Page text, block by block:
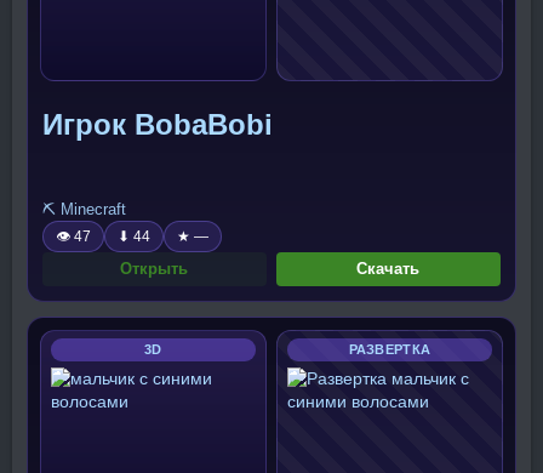
Игрок BobaBobi
⛏️ Minecraft
👁 47 ⬇ 44 ★ —
Открыть Скачать
3D РАЗВЕРТКА